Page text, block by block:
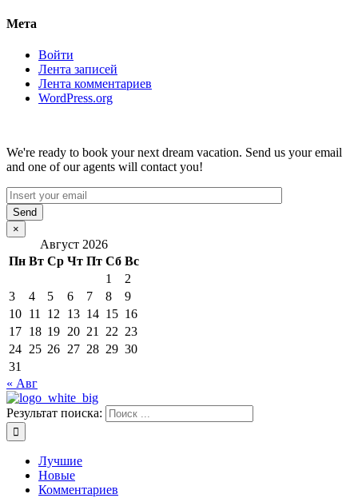
Мета
Войти
Лента записей
Лента комментариев
WordPress.org
We're ready to book your next dream vacation. Send us your email
and one of our agents will contact you!
×
Август 2026
Пн Вт Ср Чт Пт Сб Вс
1
2
3
4 5 6 7 8
9
10 11 12 13 14 15 16
17 18 19 20 21 22 23
24 25 26 27 28 29 30
31
« Авг
Результат поиска:
Лучшие
Новые
Комментариев